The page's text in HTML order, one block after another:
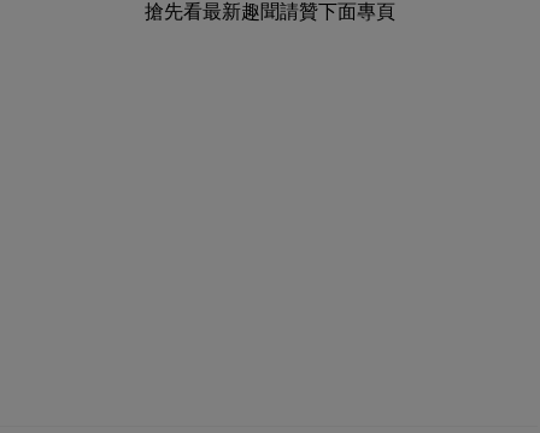
搶先看最新趣聞請贊下面專頁